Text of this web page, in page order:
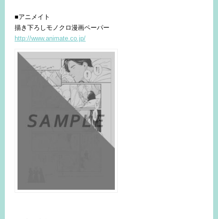
■アニメイト
描き下ろしモノクロ漫画ペーパー
http://www.animate.co.jp/